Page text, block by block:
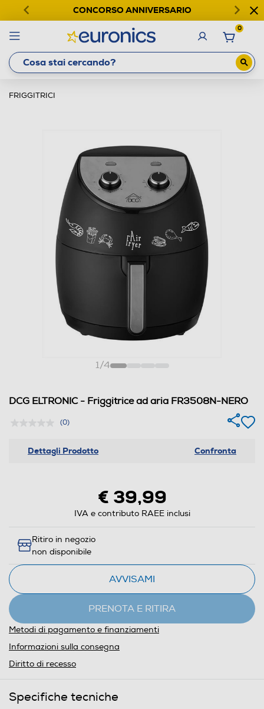
CONCORSO ANNIVERSARIO
0
FRIGGITRICI
1/4
DCG ELTRONIC - Friggitrice ad aria FR3508N-NERO
(0)
Dettagli Prodotto Confronta
€ 39,99
IVA e contributo RAEE inclusi
Ritiro in negozio
non disponibile
AVVISAMI
PRENOTA E RITIRA
Metodi di pagamento e finanziamenti
Informazioni sulla consegna
Diritto di recesso
Specifiche tecniche